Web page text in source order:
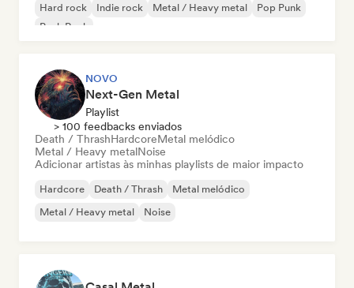
Hard rock
Indie rock Metal / Heavy metal
Pop Punk
Punk Rock
NOVO
Next-Gen Metal
Playlist
> 100 feedbacks enviados
Death / ThrashHardcoreMetal melódico
Metal / Heavy metalNoise
Adicionar artistas às minhas playlists de maior impacto
Hardcore Death / Thrash
Metal melódico
Metal / Heavy metal
Noise